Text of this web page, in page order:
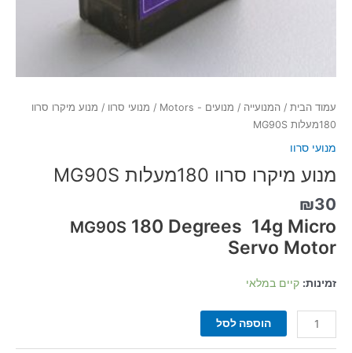
עמוד הבית / המנועייה / מנועים - Motors / מנועי סרוו / מנוע מיקרו סרוו
180מעלות MG90S
מנועי סרוו
מנוע מיקרו סרוו 180מעלות MG90S
₪30
MG90S 180 Degrees 14g Micro
Servo Motor
זמינות: קיים במלאי
הוספה לסל